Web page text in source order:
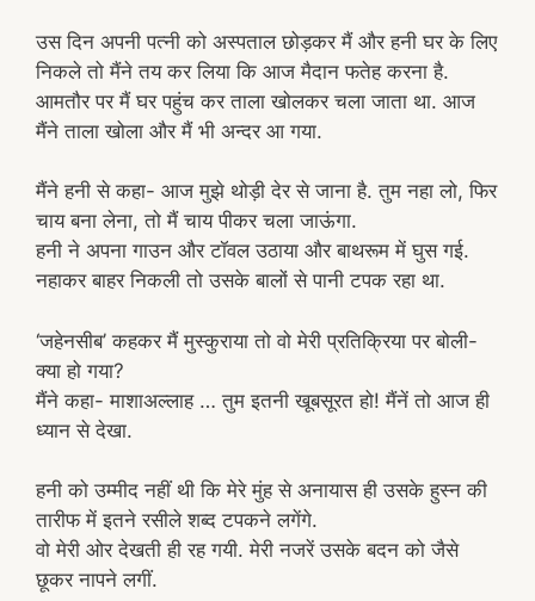
उस दिन अपनी पत्नी को अस्पताल छोड़कर मैं और हनी घर के लिए
निकले तो मैंने तय कर लिया कि आज मैदान फतेह करना है.
आमतौर पर मैं घर पहुंच कर ताला खोलकर चला जाता था. आज
मैंने ताला खोला और मैं भी अन्दर आ गया.
मैंने हनी से कहा- आज मुझे थोड़ी देर से जाना है. तुम नहा लो, फिर
चाय बना लेना, तो मैं चाय पीकर चला जाऊंगा.
हनी ने अपना गाउन और टॉवल उठाया और बाथरूम में घुस गई.
नहाकर बाहर निकली तो उसके बालों से पानी टपक रहा था.
‘जहेनसीब’ कहकर मैं मुस्कुराया तो वो मेरी प्रतिक्रिया पर बोली-
क्या हो गया?
मैंने कहा- माशाअल्लाह … तुम इतनी खूबसूरत हो! मैंनें तो आज ही
ध्यान से देखा.
हनी को उम्मीद नहीं थी कि मेरे मुंह से अनायास ही उसके हुस्न की
तारीफ में इतने रसीले शब्द टपकने लगेंगे.
वो मेरी ओर देखती ही रह गयी. मेरी नजरें उसके बदन को जैसे
छूकर नापने लगीं.